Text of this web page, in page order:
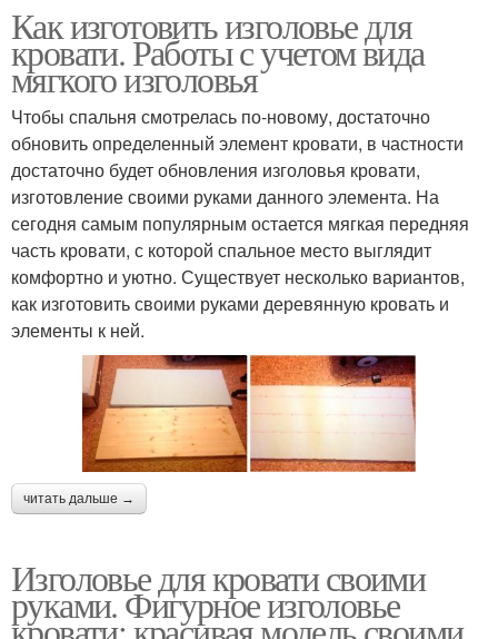
Как изготовить изголовье для
кровати. Работы с учетом вида
мягкого изголовья
Чтобы спальня смотрелась по-новому, достаточно
обновить определенный элемент кровати, в частности
достаточно будет обновления изголовья кровати,
изготовление своими руками данного элемента. На
сегодня самым популярным остается мягкая передняя
часть кровати, с которой спальное место выглядит
комфортно и уютно. Существует несколько вариантов,
как изготовить своими руками деревянную кровать и
элементы к ней.
читать дальше →
Изголовье для кровати своими
руками. Фигурное изголовье